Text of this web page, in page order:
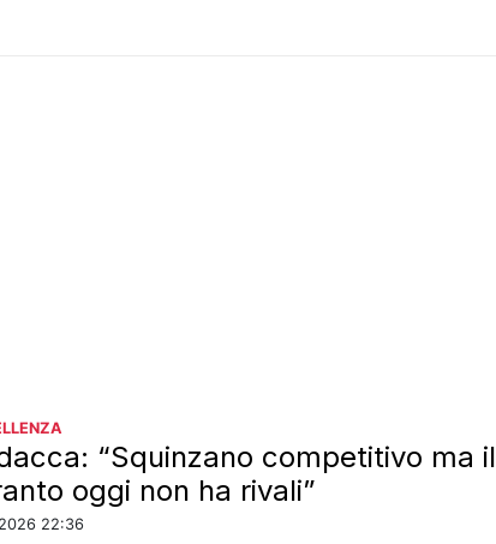
“Squinzano competitivo ma il
oggi non ha rivali”
22:36